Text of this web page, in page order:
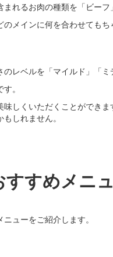
れるお肉の種類を「ビー
メインに何を合わせても
レベルを「マイルド」「ミ
。
味しくいただくことができ
しれません。
すめメニ
ューをご紹介します。